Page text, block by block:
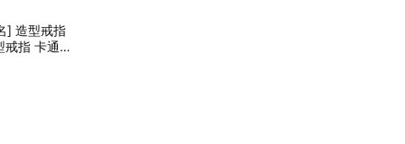
] 造型戒指
指 卡通飾